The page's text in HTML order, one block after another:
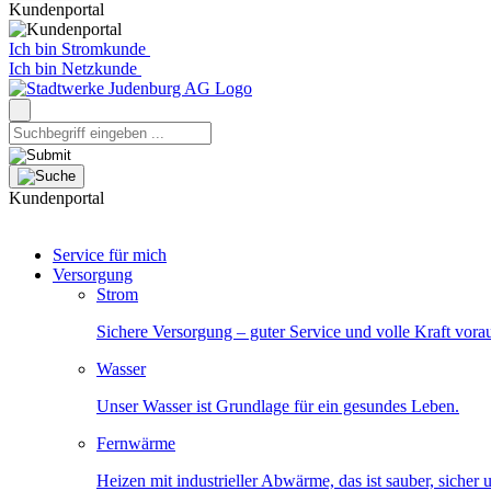
Kundenportal
Ich bin Stromkunde
Ich bin Netzkunde
Kundenportal
Service für mich
Versorgung
Strom
Sichere Versorgung – guter Service und volle Kraft
Wasser
Unser Wasser ist Grundlage für ein gesundes Leben.
Fernwärme
Heizen mit industrieller Abwärme, das ist sauber, sicher